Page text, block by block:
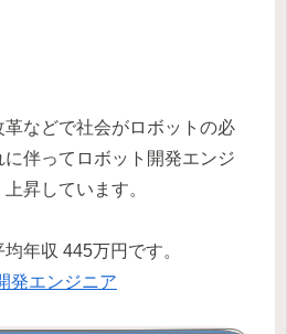
などで社会がロボットの必
伴ってロボット開発エンジ
昇しています。
年収 445万円です。
発エンジニア